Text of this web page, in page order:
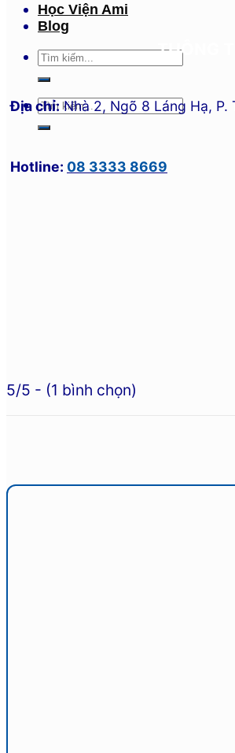
Học Viện Ami
Blog
THÔNG
Địa chỉ: Nhà 2, Ngõ 8 Láng Hạ, P.
Hotline: 08 3333 8669
5/5 - (1 bình chọn)